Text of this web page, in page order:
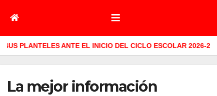
CICLO ESCOLAR 2026-2027 ANUNCIA GOBERNADORA
La mejor información